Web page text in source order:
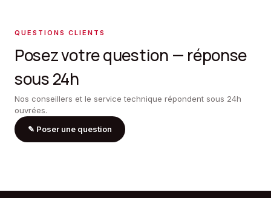
QUESTIONS CLIENTS
Posez votre question — réponse
sous 24h
Nos conseillers et le service technique répondent sous 24h
ouvrées.
✎ Poser une question